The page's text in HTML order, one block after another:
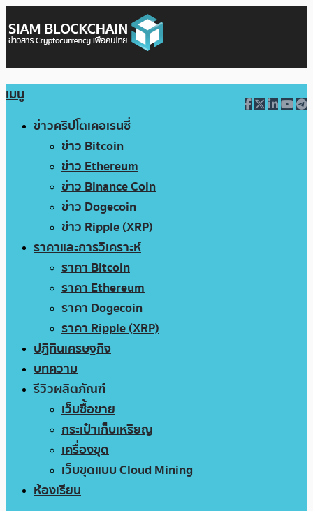
เมนู
ข่าวคริปโตเคอเรนซี่
ข่าว Bitcoin
ข่าว Ethereum
ข่าว Binance Coin
ข่าว Dogecoin
ข่าว Ripple (XRP)
ราคาและการวิเคราะห์
ราคา Bitcoin
ราคา Ethereum
ราคา Dogecoin
ราคา Ripple (XRP)
ปฏิทินเศรษฐกิจ
บทความ
รีวิวผลิตภัณฑ์
เว็บซื้อขาย
กระเป๋าเก็บเหรียญ
เครื่องขุด
เว็บขุดแบบ Cloud Mining
ห้องเรียน